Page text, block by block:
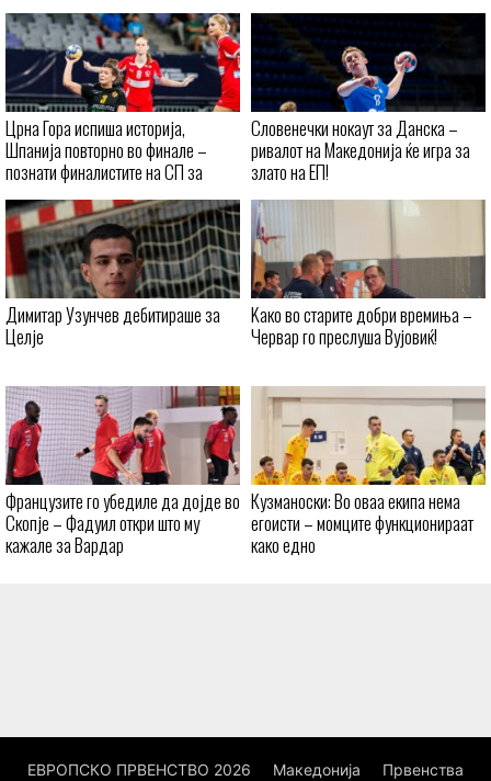
Црна Гора испиша историја,
Шпанија повторно во финале –
познати финалистите на СП за
кадетки
Словенечки нокаут за Данска –
ривалот на Македонија ќе игра за
злато на ЕП!
Димитар Узунчев дебитираше за
Целје
Kaко во старите добри времиња –
Червар го преслуша Вујовиќ!
Французите го убедиле да дојде во
Скопје – Фадуил откри што му
кажале за Вардар
Кузманоски: Во оваа екипа нема
егоисти – момците функционираат
како едно
ЕВРОПСКО ПРВЕНСТВО 2026 Македонија Првенства